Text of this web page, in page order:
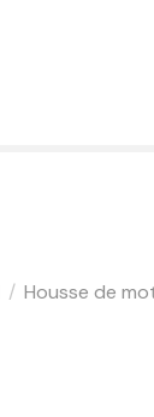
Housse de